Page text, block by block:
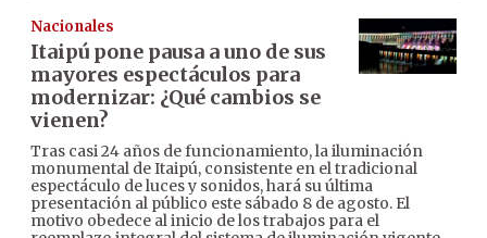
Nacionales
Itaipú pone pausa a uno de sus
mayores espectáculos para
modernizar: ¿Qué cambios se
vienen?
Tras casi 24 años de funcionamiento, la iluminación
monumental de Itaipú, consistente en el tradicional
espectáculo de luces y sonidos, hará su última
presentación al público este sábado 8 de agosto. El
motivo obedece al inicio de los trabajos para el